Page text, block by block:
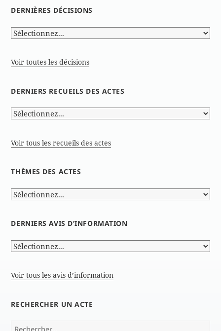
DERNIÈRES DÉCISIONS
Voir toutes les décisions
DERNIERS RECUEILS DES ACTES
Voir tous les recueils des actes
THÈMES DES ACTES
DERNIERS AVIS D’INFORMATION
Voir tous les avis d’information
RECHERCHER UN ACTE
Rechercher :